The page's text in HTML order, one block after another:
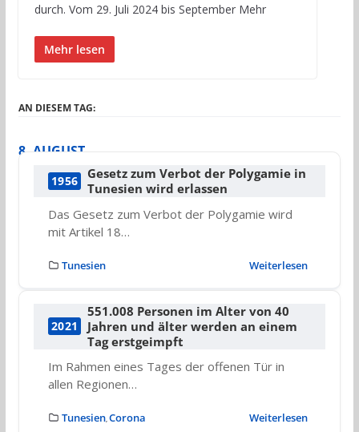
durch. Vom 29. Juli 2024 bis September Mehr
Mehr lesen
AN DIESEM TAG:
8. AUGUST
1956
Gesetz zum Verbot der Polygamie in
Tunesien wird erlassen
Das Gesetz zum Verbot der Polygamie wird
mit Artikel 18…
Tunesien Weiterlesen
2021
551.008 Personen im Alter von 40
Jahren und älter werden an einem
Tag erstgeimpft
Im Rahmen eines Tages der offenen Tür in
allen Regionen…
Tunesien, Corona Weiterlesen